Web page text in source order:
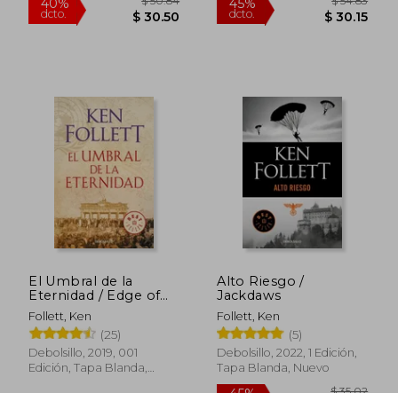
El Umbral de la
Eternidad / Edge of
Eternity
Follett, Ken
(25)
Debolsillo, 2019, 001
Edición, Tapa Blanda,
Alto Riesgo /
Jackdaws
Follett, Ken
(5)
Debolsillo, 2022, 1 Edición,
Tapa Blanda, Nuevo